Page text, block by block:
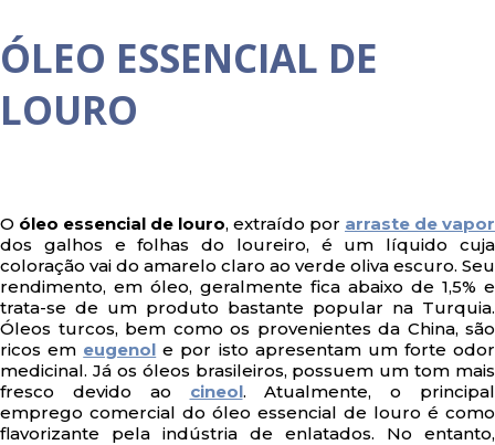
ÓLEO ESSENCIAL DE
LOURO
O óleo essencial de louro, extraído por arraste de vapor
dos galhos e folhas do loureiro, é um líquido cuja
coloração vai do amarelo claro ao verde oliva escuro. Seu
rendimento, em óleo, geralmente fica abaixo de 1,5% e
trata-se de um produto bastante popular na Turquia.
Óleos turcos, bem como os provenientes da China, são
ricos em eugenol e por isto apresentam um forte odor
medicinal. Já os óleos brasileiros, possuem um tom mais
fresco devido ao cineol. Atualmente, o principal
emprego comercial do óleo essencial de louro é como
flavorizante pela indústria de enlatados. No entanto,